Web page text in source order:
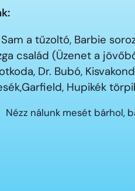
a tűzoltó, Barbie
család (Üzenet a
Dr. Bubó, Kisvakond
Hupikék
Nézz nálunk mesét bárhol,